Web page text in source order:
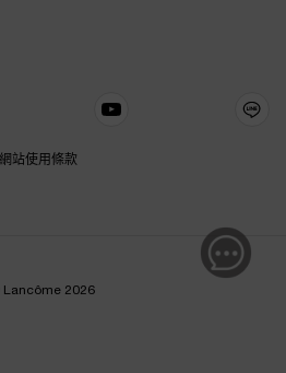
站使用條款
Lancôme 2026